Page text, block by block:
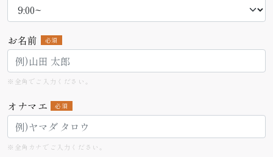
お名前 必須
※全角でご入力ください。
オナマエ 必須
※全角カナでご入力ください。